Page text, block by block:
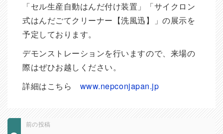
「セル生産自動はんだ付け装置」「サイクロン
式はんだごてクリーナー【洗風迅】」の展示を
予定しております。
デモンストレーションを行いますので、来場の
際はぜひお越しください。
詳細はこちら www.nepconjapan.jp
前の投稿